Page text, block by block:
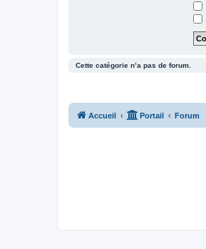
Cette catégorie n’a pas de forum.
Accueil Portail Forum